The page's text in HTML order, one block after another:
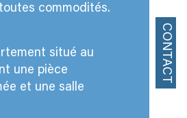
CONTACT
commodités.
situé au
une pièce
et une salle